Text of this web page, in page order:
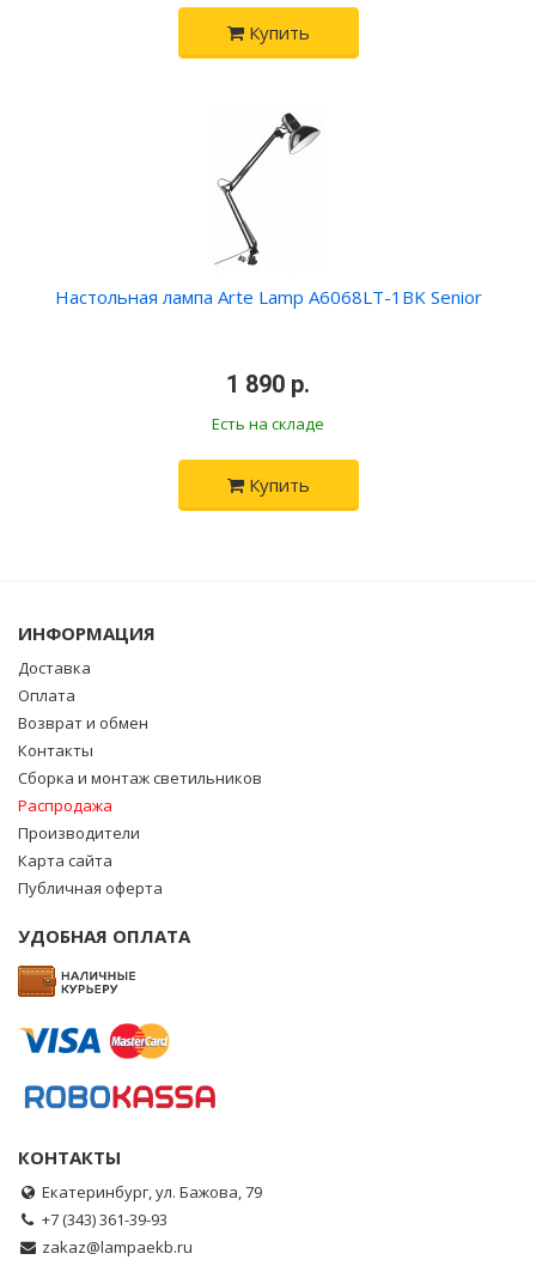
Купить
Настольная лампа Arte Lamp A6068LT-1BK Senior
1 890 р.
Есть на складе
Купить
ИНФОРМАЦИЯ
Доставка
Оплата
Возврат и обмен
Контакты
Сборка и монтаж светильников
Распродажа
Производители
Карта сайта
Публичная оферта
УДОБНАЯ ОПЛАТА
КОНТАКТЫ
Екатеринбург, ул. Бажова, 79
+7 (343) 361-39-93
zakaz@lampaekb.ru